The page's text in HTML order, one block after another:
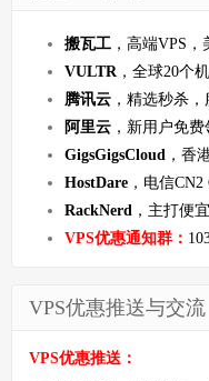
搬瓦工 ，高端VPS
VULTR ，全球20个
腾讯云 ，精选秒杀
阿里云 ，新用户免
GigsGigsCloud ，香
HostDare ，电信
RackNerd ，主打便
VPS优惠通知群：
VPS优惠推送与交流
VPS优惠推送：